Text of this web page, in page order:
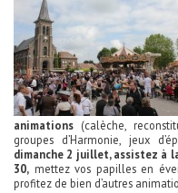
animations (calèche,
groupes d’Harmonie, jeux
dimanche 2 juillet, assistez à
30, mettez vos papilles en
profitez de bien d’autres